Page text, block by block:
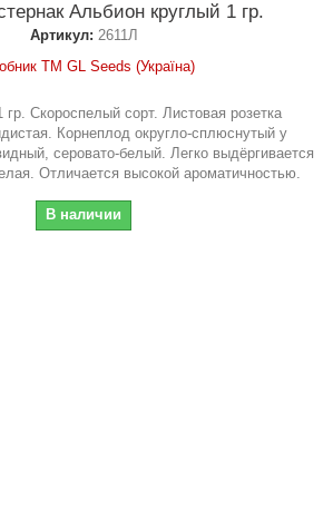
Альбион круглый 1 гр.
Артикул: 2611Л
ТМ GL Seeds (Україна)
Скороспелый сорт. Листовая розетка
Корнеплод округло-сплюснутый у
серовато-белый. Легко выдёргивается
Отличается высокой ароматичностью.
В наличии